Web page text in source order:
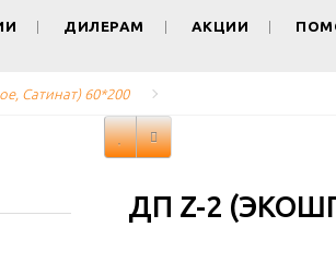
ДИЛЕРАМ АКЦИИ
Сатинат) 60*200
ДП Z-2